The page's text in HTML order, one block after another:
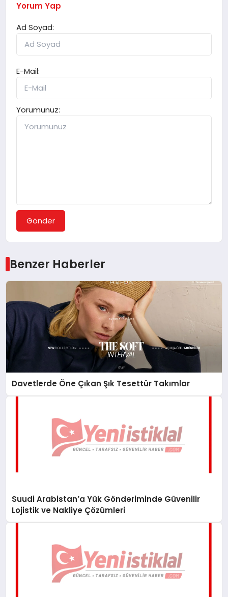
Yorum Yap
Ad Soyad:
E-Mail:
Yorumunuz:
Gönder
Benzer Haberler
Davetlerde Öne Çıkan Şık Tesettür Takımlar
Suudi Arabistan’a Yük Gönderiminde Güvenilir
Lojistik ve Nakliye Çözümleri